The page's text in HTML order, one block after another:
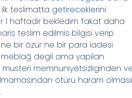
teslimatta getireceklerini
1 haftadir bekledim fakat daha
teslim edilmis bilgisi verip
bir özür ne bir para iadesi
meblağ degil ama yapilan
memnuniyetsizliginden
ötürü haram